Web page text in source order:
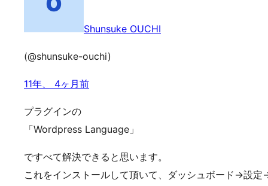
Shunsuke OUCHI
(@shunsuke-ouchi)
11年、 4ヶ月前
プラグインの
「Wordpress Language」
ですべて解決できると思います。
これをインストールして頂いて、ダッシュボード→設